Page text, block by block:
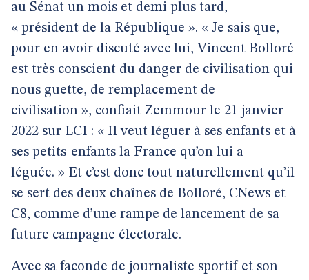
au Sénat un mois et demi plus tard,
« président de la République ». « Je sais que,
pour en avoir discuté avec lui, Vincent Bolloré
est très conscient du danger de civilisation qui
nous guette, de remplacement de
civilisation », confiait Zemmour le 21 janvier
2022 sur LCI : « Il veut léguer à ses enfants et à
ses petits-enfants la France qu’on lui a
léguée. » Et c’est donc tout naturellement qu’il
se sert des deux chaînes de Bolloré, CNews et
C8, comme d’une rampe de lancement de sa
future campagne électorale.
Avec sa faconde de journaliste sportif et son